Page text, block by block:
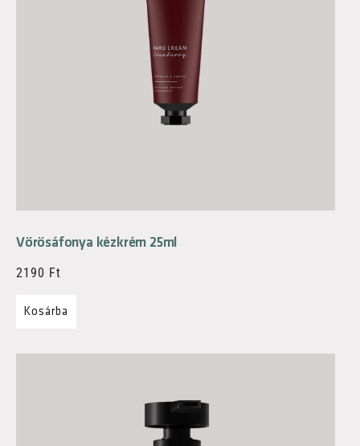
Vörösáfonya kézkrém 25ml
2190 Ft
Kosárba